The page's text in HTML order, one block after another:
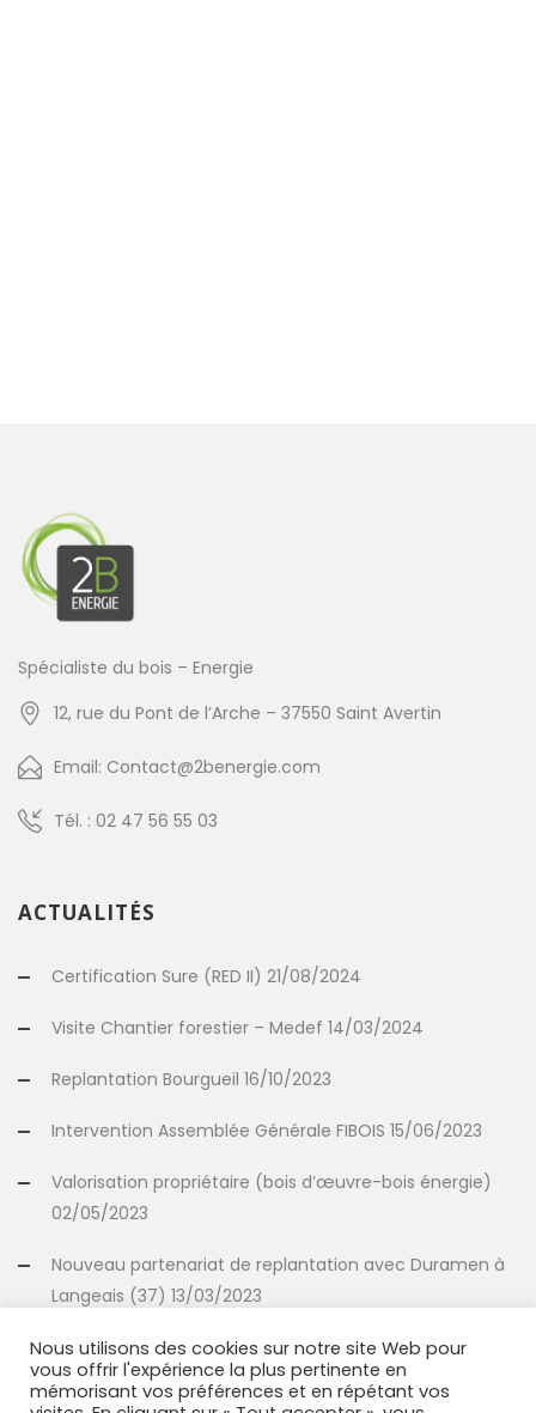
Spécialiste du bois – Energie
12, rue du Pont de l’Arche – 37550 Saint Avertin
Email: Contact@2benergie.com
Tél. : 02 47 56 55 03
ACTUALITÉS
Certification Sure (RED II) 21/08/2024
Visite Chantier forestier – Medef 14/03/2024
Replantation Bourgueil 16/10/2023
Intervention Assemblée Générale FIBOIS 15/06/2023
Valorisation propriétaire (bois d’œuvre-bois énergie)
02/05/2023
Nouveau partenariat de replantation avec Duramen à
Langeais (37) 13/03/2023
INFORMATIONS
Nous utilisons des cookies sur notre site Web pour
vous offrir l'expérience la plus pertinente en
mémorisant vos préférences et en répétant vos